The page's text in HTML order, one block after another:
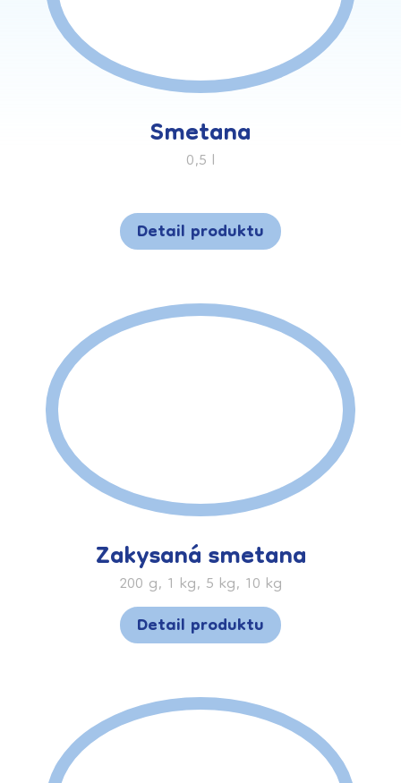
Smetana
0,5 l
Detail produktu
Zakysaná smetana
200 g, 1 kg, 5 kg, 10 kg
Detail produktu